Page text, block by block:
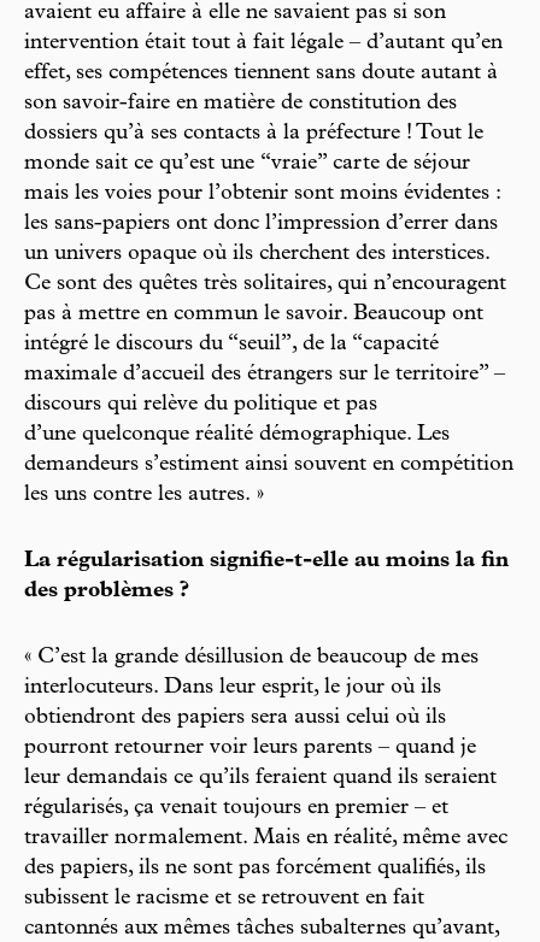
avaient eu affaire à elle ne savaient pas si son
intervention était tout à fait légale – d’autant qu’en
effet, ses compétences tiennent sans doute autant à
son savoir-faire en matière de constitution des
dossiers qu’à ses contacts à la préfecture ! Tout le
monde sait ce qu’est une “vraie” carte de séjour
mais les voies pour l’obtenir sont moins évidentes :
les sans-papiers ont donc l’impression d’errer dans
un univers opaque où ils cherchent des interstices.
Ce sont des quêtes très solitaires, qui n’encouragent
pas à mettre en commun le savoir. Beaucoup ont
intégré le discours du “seuil”, de la “capacité
maximale d’accueil des étrangers sur le territoire” –
discours qui relève du politique et pas
d’une quelconque réalité démographique. Les
demandeurs s’estiment ainsi souvent en compétition
les uns contre les autres. »
La régularisation signifie-t-elle au moins la fin
des problèmes ?
« C’est la grande désillusion de beaucoup de mes
interlocuteurs. Dans leur esprit, le jour où ils
obtiendront des papiers sera aussi celui où ils
pourront retourner voir leurs parents – quand je
leur demandais ce qu’ils feraient quand ils seraient
régularisés, ça venait toujours en premier – et
travailler normalement. Mais en réalité, même avec
des papiers, ils ne sont pas forcément qualifiés, ils
subissent le racisme et se retrouvent en fait
cantonnés aux mêmes tâches subalternes qu’avant,